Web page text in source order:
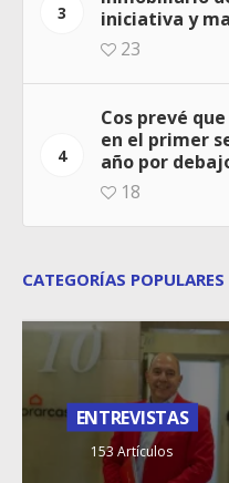
3
iniciativa y
23
4
Cos prevé
en el primer
año por
18
CATEGORÍAS POPULARES
ENTREVISTAS
153 Artículos